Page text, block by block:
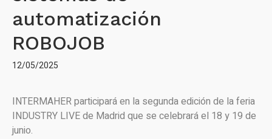
automatización
ROBOJOB
12/05/2025
INTERMAHER participará en la segunda edición de la feria
INDUSTRY LIVE de Madrid que se celebrará el 18 y 19 de
junio.